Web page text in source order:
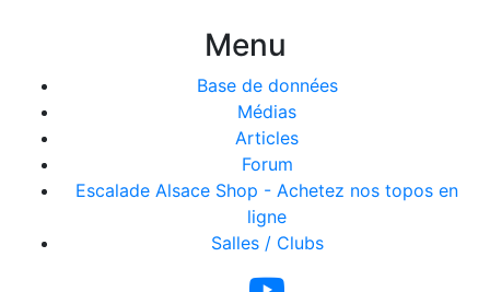
Menu
Base de données
Médias
Articles
Forum
Escalade Alsace Shop - Achetez nos topos en
ligne
Salles / Clubs